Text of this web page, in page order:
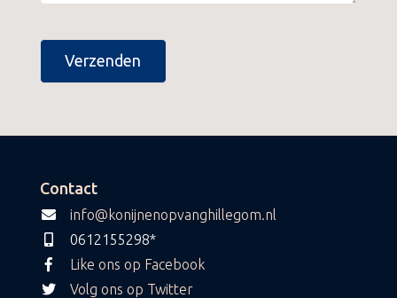
Contact
info@konijnenopvanghillegom.nl
0612155298*
Like ons op Facebook
Volg ons op Twitter